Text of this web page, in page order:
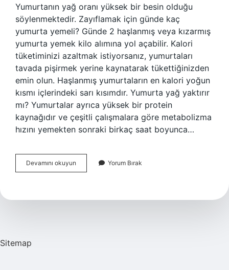
Yumurtanın yağ oranı yüksek bir besin olduğu
söylenmektedir. Zayıflamak için günde kaç
yumurta yemeli? Günde 2 haşlanmış veya kızarmış
yumurta yemek kilo alımına yol açabilir. Kalori
tüketiminizi azaltmak istiyorsanız, yumurtaları
tavada pişirmek yerine kaynatarak tükettiğinizden
emin olun. Haşlanmış yumurtaların en kalori yoğun
kısmı içlerindeki sarı kısımdır. Yumurta yağ yaktırır
mı? Yumurtalar ayrıca yüksek bir protein
kaynağıdır ve çeşitli çalışmalara göre metabolizma
hızını yemekten sonraki birkaç saat boyunca…
Devamını okuyun Haşlanmış
Yumurta
Mı
Yorum Bırak
Sitemap